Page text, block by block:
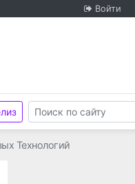
Войти
Технологий